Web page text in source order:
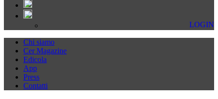
LOGIN
Chi siamo
Cer Magazine
Edicola
App
Press
Contatti